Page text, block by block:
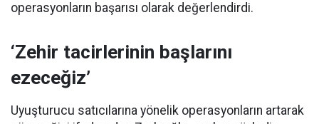
operasyonların başarısı olarak değerlendirdi.
‘Zehir tacirlerinin başlarını
ezeceğiz’
Uyuşturucu satıcılarına yönelik operasyonların artarak